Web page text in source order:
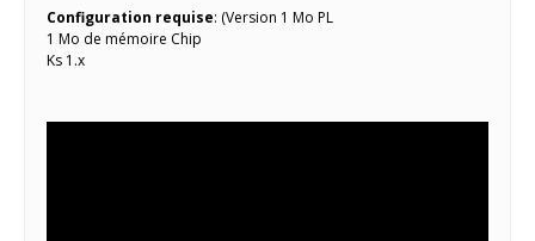
Configuration requise: (Version 1 Mo PL
1 Mo de mémoire Chip
Ks 1.x